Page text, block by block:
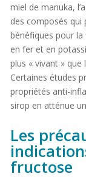
miel de manuka,
des composés qui
bénéfiques pour
en fer et en
plus « vivant »
Certaines études
propriétés anti-
sirop en atténue
Les
fructose